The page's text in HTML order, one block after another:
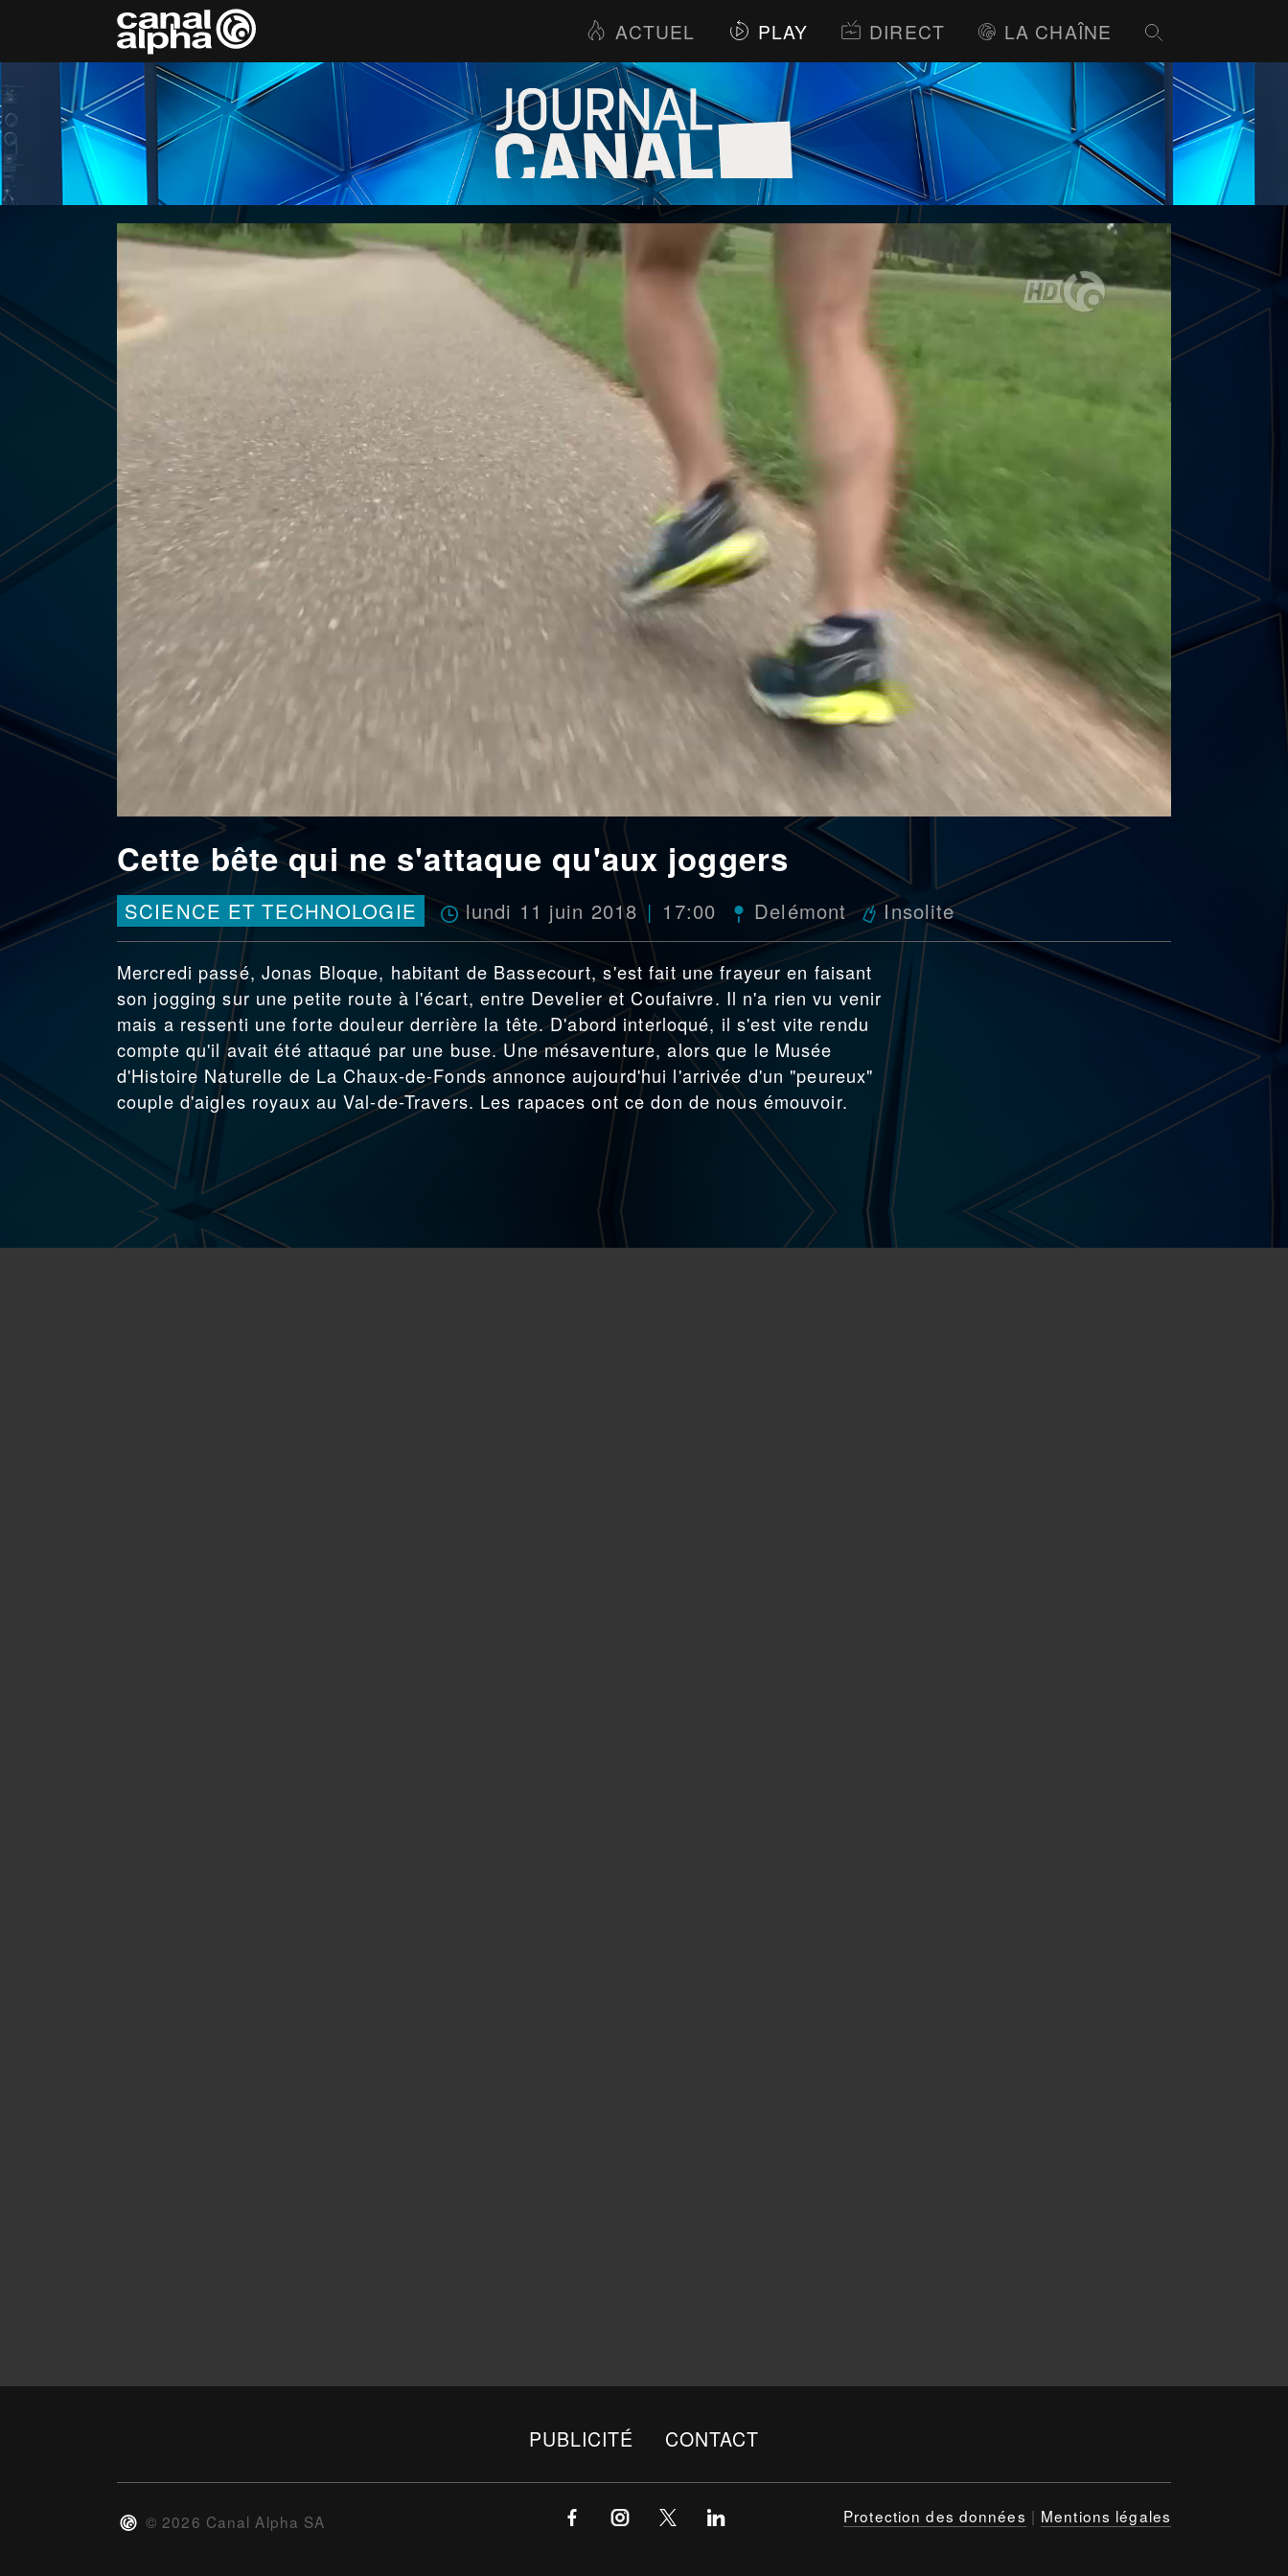
ACTUEL PLAY DIRECT LA CHAÎNE
Cette bête qui ne s'attaque qu'aux joggers
SCIENCE ET TECHNOLOGIE lundi 11 juin 2018 17:00 Delémont Insolite
Mercredi passé, Jonas Bloque, habitant de Bassecourt, s'est fait une frayeur en faisant
son jogging sur une petite route à l'écart, entre Develier et Coufaivre. Il n'a rien vu venir
mais a ressenti une forte douleur derrière la tête. D'abord interloqué, il s'est vite rendu
compte qu'il avait été attaqué par une buse. Une mésaventure, alors que le Musée
d'Histoire Naturelle de La Chaux-de-Fonds annonce aujourd'hui l'arrivée d'un "peureux"
couple d'aigles royaux au Val-de-Travers. Les rapaces ont ce don de nous émouvoir.
PUBLICITÉ CONTACT
© 2026 Canal Alpha SA Protection des données | Mentions légales